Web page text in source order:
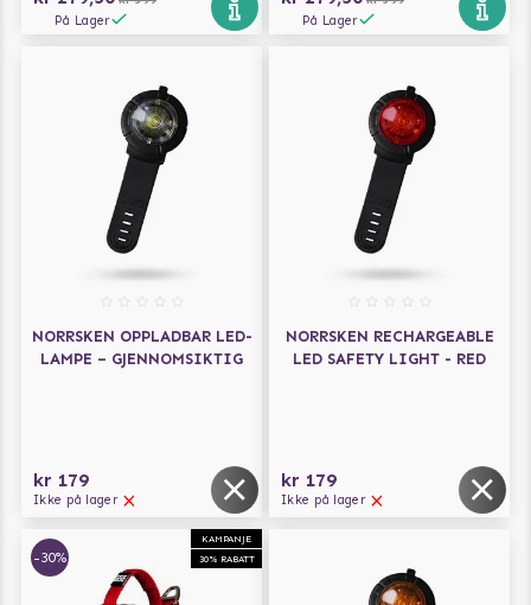
På Lager På Lager
NORRSKEN OPPLADBAR LED-
LAMPE – GJENNOMSIKTIG
kr 179
Ikke på lager
NORRSKEN RECHARGEABLE
LED SAFETY LIGHT - RED
kr 179
Ikke på lager
KAMPANJE
30% RABATT
-30%